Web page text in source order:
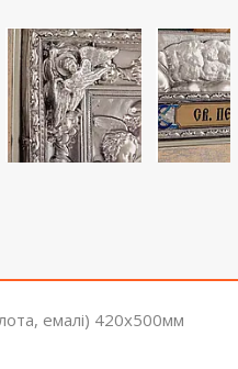
емалі) 420x500мм